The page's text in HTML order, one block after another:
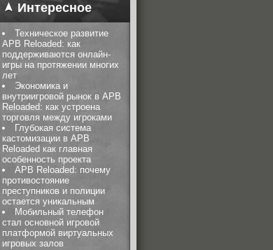
Интересное
Техническое развитие
APB Reloaded: как
поддерживаются онлайн-
игры на протяжении многих
лет
Экономика и
внутриигровой рынок в APB
Reloaded: как устроена
торговля между игроками
Глубокая система
кастомизации в APB
Reloaded как главная
особенность проекта
APB Reloaded: почему
противостояние
преступников и полиции
остается уникальным
Мобильный телефон
стал основной игровой
платформой виртуальных
игровых залов